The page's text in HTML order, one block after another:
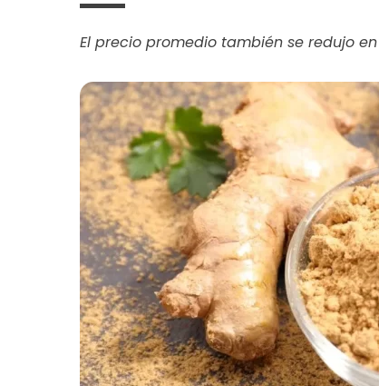
El precio promedio también se redujo en